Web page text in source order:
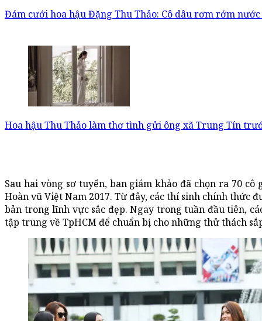
Đám cưới hoa hậu Đặng Thu Thảo: Cô dâu rơm rớm
Hoa hậu Thu Thảo làm thơ tình gửi ông xã Trung Tín
Sau hai vòng sơ tuyển, ban giám khảo đã chọn ra 70
Hoàn vũ Việt Nam 2017. Từ đây, các thí sinh chính thức
bản trong lĩnh vực sắc đẹp. Ngay trong tuần đầu tiên,
tập trung về TpHCM để chuẩn bị cho những thử thách